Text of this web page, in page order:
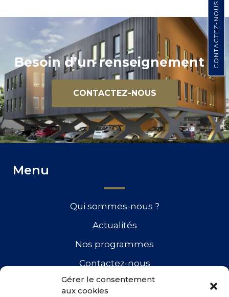
Gérer le consentement
aux cookies
Besoin d’un renseignement ?
CONTACTEZ-NOUS
Menu
Qui sommes-nous ?
Actualités
Nos programmes
Contactez-nous
CONTACTEZ-NOUS